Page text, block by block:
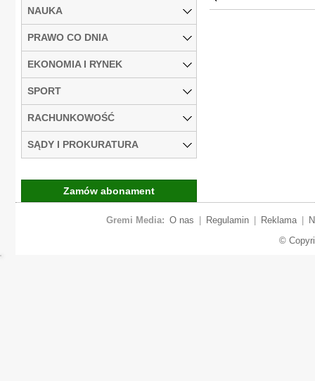
NAUKA
PRAWO CO DNIA
EKONOMIA I RYNEK
SPORT
RACHUNKOWOŚĆ
SĄDY I PROKURATURA
Zamów abonament
Gremi Media: O nas Regulamin Reklama
©